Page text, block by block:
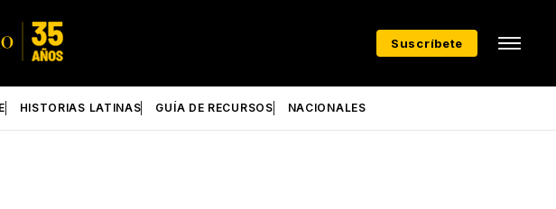
Suscríbete
HISTORIAS LATINAS GUÍA DE RECURSOS NACIONALES